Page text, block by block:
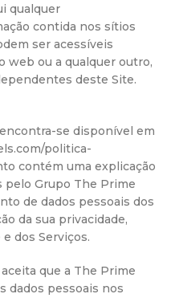
qualquer
contida nos sítios
ser acessíveis
web ou a qualquer outro,
deste Site.
se disponível em
politica-
contém uma explicação
pelo Grupo The Prime
de dados pessoais dos
da sua privacidade,
dos Serviços.
que a The Prime
dados pessoais nos